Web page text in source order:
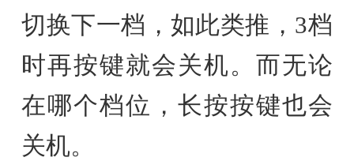
切换下一档，如此类推，3档
时再按键就会关机。而无论
在哪个档位，长按按键也会
关机。